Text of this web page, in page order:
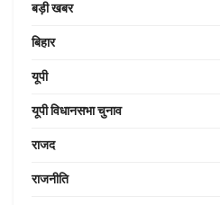
बड़ी खबर
बिहार
यूपी
यूपी विधानसभा चुनाव
राजद
राजनीति